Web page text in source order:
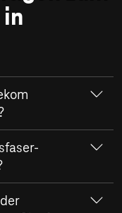
die Telekom
bis zu
1.000 MBit/sim
erhalten Sie